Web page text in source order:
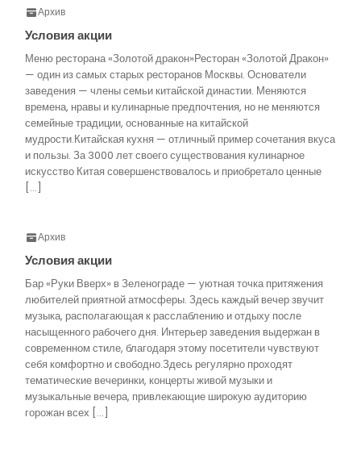
Архив
Условия акции
Меню ресторана «Золотой дракон»Ресторан «Золотой Дракон»
— один из самых старых ресторанов Москвы. Основатели
заведения — члены семьи китайской династии. Меняются
времена, нравы и кулинарные предпочтения, но не меняются
семейные традиции, основанные на китайской
мудрости.Китайская кухня — отличный пример сочетания вкуса
и пользы. За 3000 лет своего существования кулинарное
искусство Китая совершенствовалось и приобретало ценные
[…]
Архив
Условия акции
Бар «Руки Вверх» в Зеленограде — уютная точка притяжения
любителей приятной атмосферы. Здесь каждый вечер звучит
музыка, располагающая к расслаблению и отдыху после
насыщенного рабочего дня. Интерьер заведения выдержан в
современном стиле, благодаря этому посетители чувствуют
себя комфортно и свободно.Здесь регулярно проходят
тематические вечеринки, концерты живой музыки и
музыкальные вечера, привлекающие широкую аудиторию
горожан всех […]